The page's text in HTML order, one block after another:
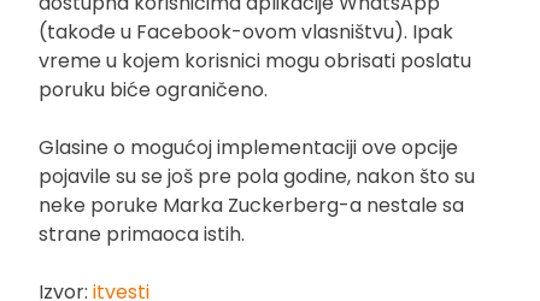
(takođe u Facebook-ovom vlasništvu). Ipak
vreme u kojem korisnici mogu obrisati poslatu
poruku biće ograničeno.
Glasine o mogućoj implementaciji ove opcije
pojavile su se još pre pola godine, nakon što su
neke poruke Marka Zuckerberg-a nestale sa
strane primaoca istih.
Izvor: itvesti